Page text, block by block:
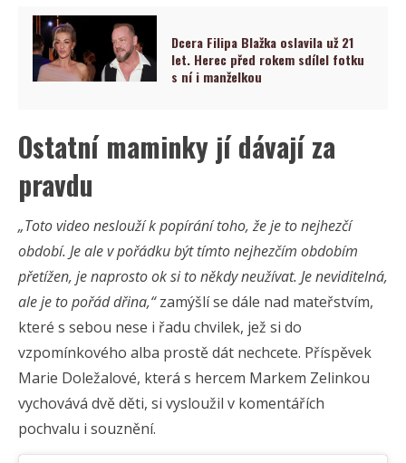
Dcera Filipa Blažka oslavila už 21
let. Herec před rokem sdílel fotku
s ní i manželkou
Ostatní maminky jí dávají za
pravdu
„Toto video neslouží k popírání toho, že je to nejhezčí
období. Je ale v pořádku být tímto nejhezčím obdobím
přetížen, je naprosto ok si to někdy neužívat. Je neviditelná,
ale je to pořád dřina,“zamýšlí se dále nad mateřstvím,
které s sebou nese i řadu chvilek, jež si do
vzpomínkového alba prostě dát nechcete. Příspěvek
Marie Doležalové, která s hercem Markem Zelinkou
vychovává dvě děti, si vysloužil v komentářích
pochvalu i souznění.